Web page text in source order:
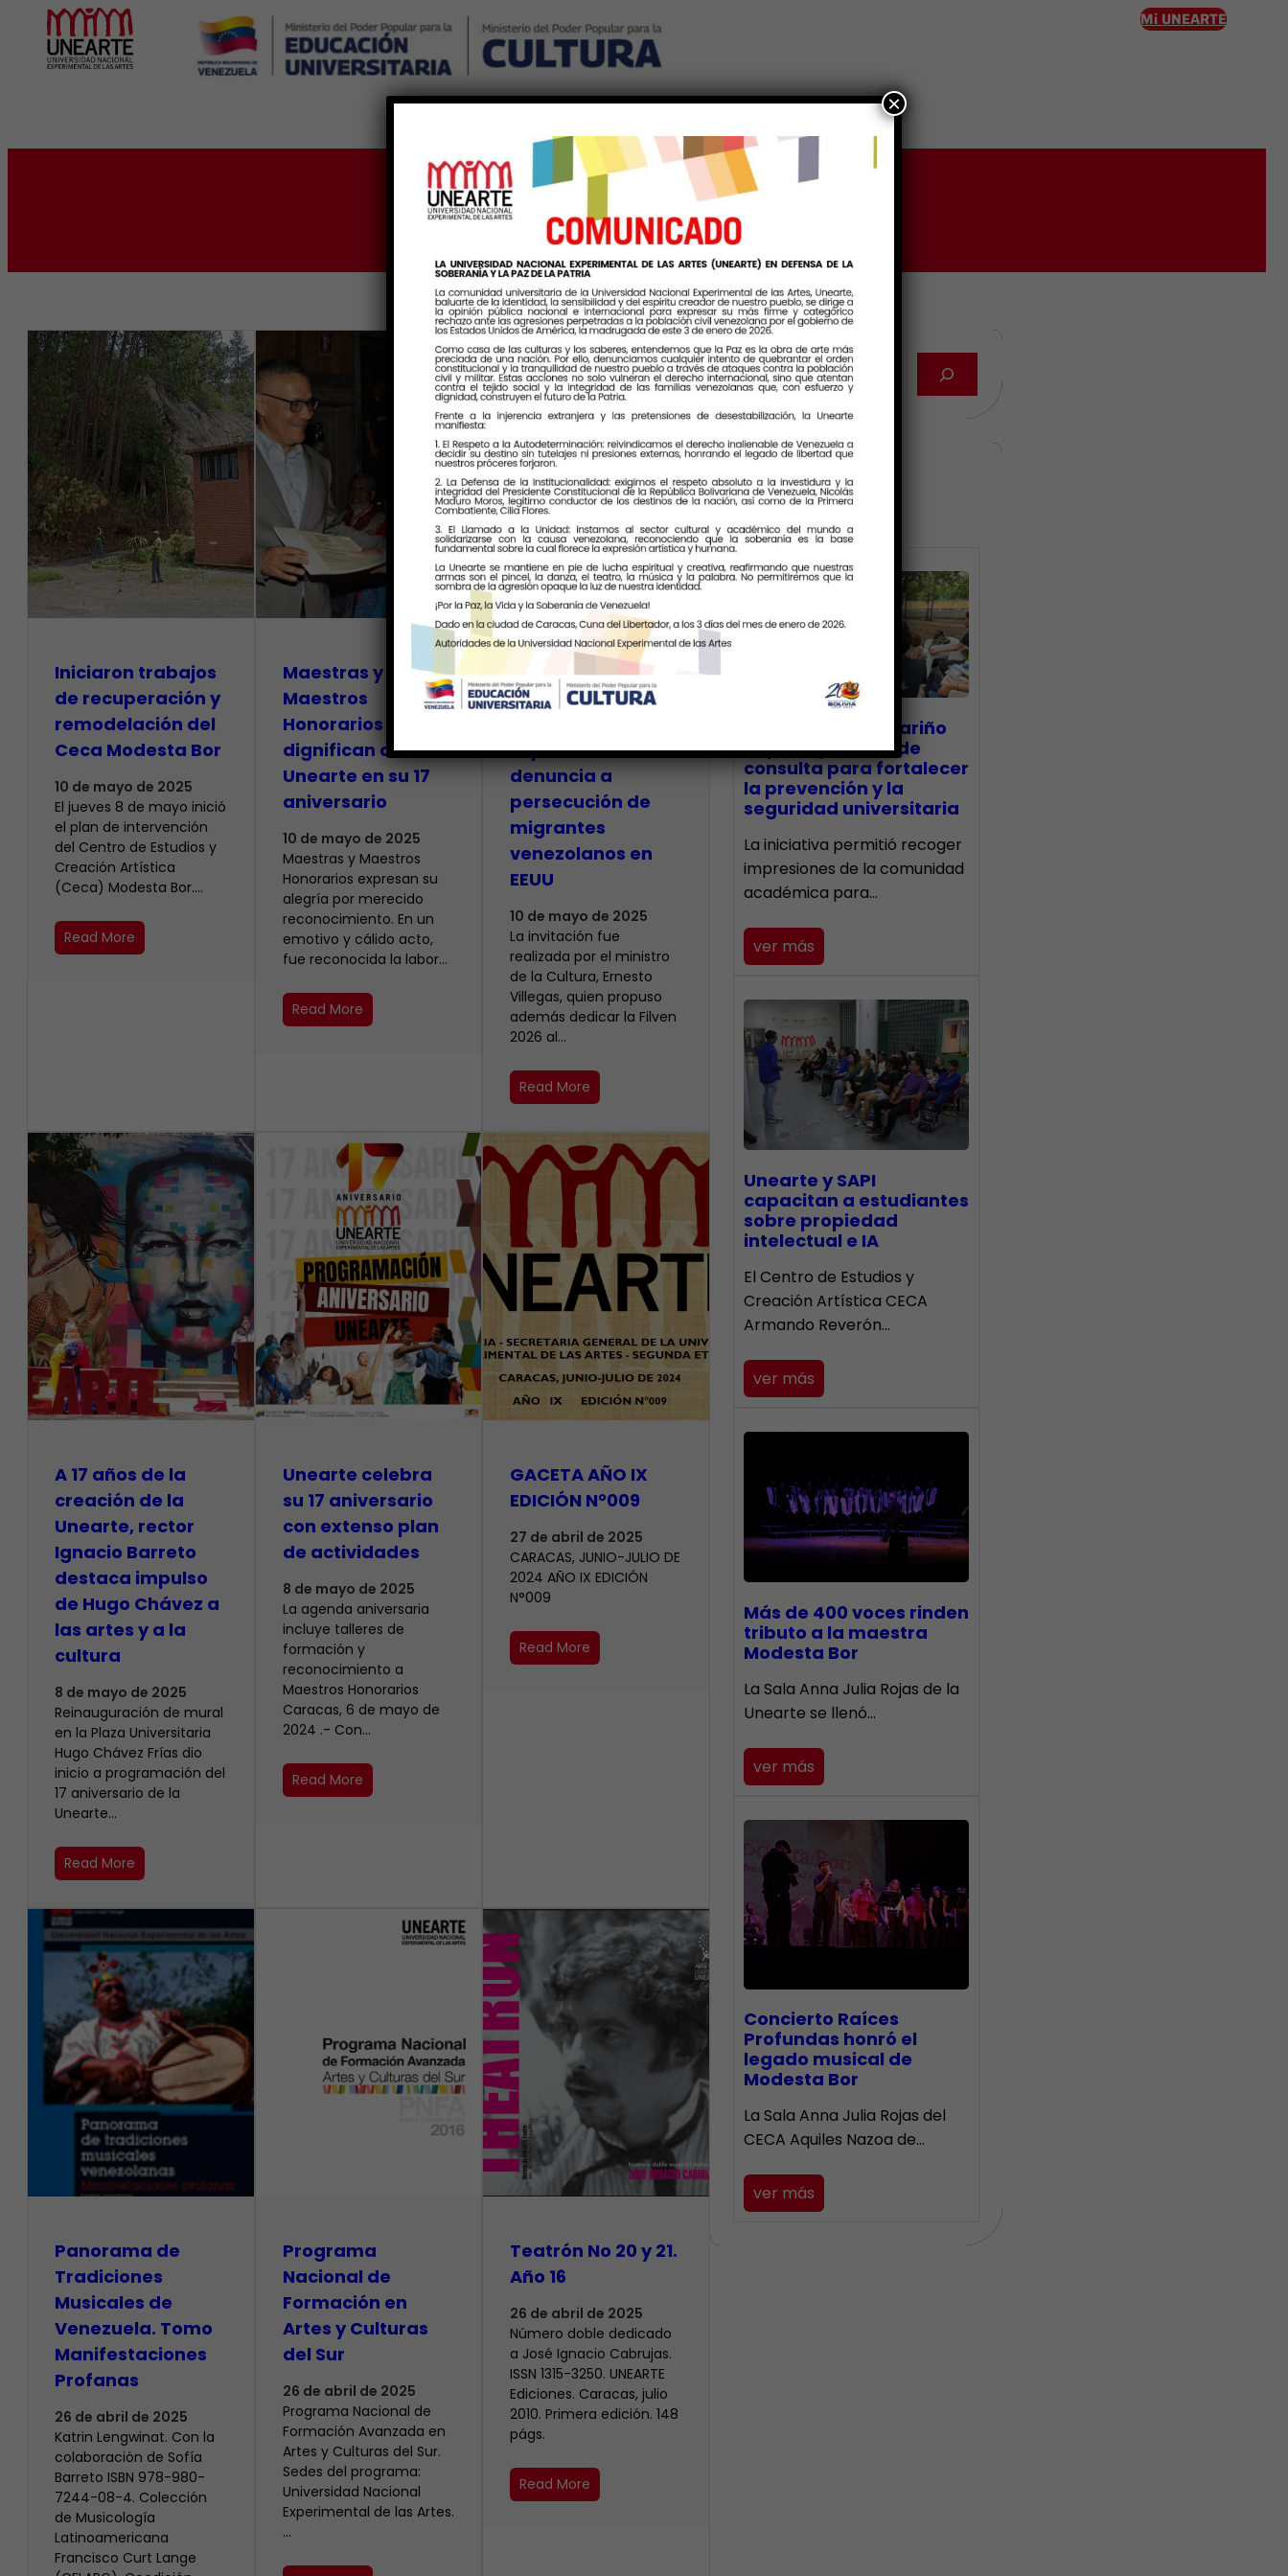
Mi UNEARTE
Ingreso
Etiqueta: PropositoPedagogico
Iniciaron trabajos
de recuperación y
remodelación del
Ceca Modesta Bor
10 de mayo de 2025
El jueves 8 de mayo inició
el plan de intervención
del Centro de Estudios y
Creación Artística
(Ceca) Modesta Bor.…
Read More
Maestras y
Maestros
Honorarios
dignifican a la
Unearte en su 17
aniversario
10 de mayo de 2025
Maestras y Maestros
Honorarios expresan su
alegría por merecido
reconocimiento. En un
emotivo y cálido acto,
fue reconocida la labor…
Read More
Unearte
participará en
espectáculo de
denuncia a
persecución de
migrantes
venezolanos en
EEUU
10 de mayo de 2025
La invitación fue
realizada por el ministro
de la Cultura, Ernesto
Villegas, quien propuso
además dedicar la Filven
2026 al…
Read More
A 17 años de la
creación de la
Unearte, rector
Ignacio Barreto
destaca impulso
de Hugo Chávez a
las artes y a la
cultura
8 de mayo de 2025
Reinauguración de mural
en la Plaza Universitaria
Hugo Chávez Frías dio
inicio a programación del
17 aniversario de la
Unearte…
Read More
Unearte celebra
su 17 aniversario
con extenso plan
de actividades
8 de mayo de 2025
La agenda aniversaria
incluye talleres de
formación y
reconocimiento a
Maestros Honorarios
Caracas, 6 de mayo de
2024 .- Con…
Read More
GACETA AÑO IX
EDICIÓN N°009
27 de abril de 2025
CARACAS, JUNIO-JULIO DE
2024 AÑO IX EDICIÓN
N°009
Read More
Panorama de
Tradiciones
Musicales de
Venezuela. Tomo
Manifestaciones
Profanas
26 de abril de 2025
Katrin Lengwinat. Con la
colaboración de Sofía
Barreto ISBN 978-980-
7244-08-4. Colección
de Musicología
Latinoamericana
Francisco Curt Lange
Programa
Nacional de
Formación en
Artes y Culturas
del Sur
26 de abril de 2025
Programa Nacional de
Formación Avanzada en
Artes y Culturas del Sur.
Sedes del programa:
Universidad Nacional
Experimental de las Artes.
…
Teatrón No 20 y 21.
Año 16
26 de abril de 2025
Número doble dedicado
a José Ignacio Cabrujas.
ISSN 1315-3250. UNEARTE
Ediciones. Caracas, julio
2010. Primera edición. 148
págs.
Read More
Últimas Noticias
CECA Santiago Mariño
impulsó jornada de
consulta para fortalecer
la prevención y la
seguridad universitaria
La iniciativa permitió recoger
impresiones de la comunidad
académica para…
ver más
Unearte y SAPI
capacitan a estudiantes
sobre propiedad
intelectual e IA
El Centro de Estudios y
Creación Artística CECA
Armando Reverón…
ver más
Más de 400 voces rinden
tributo a la maestra
Modesta Bor
​La Sala Anna Julia Rojas de la
Unearte se llenó…
ver más
​Concierto Raíces
Profundas honró el
legado musical de
Modesta Bor
La Sala Anna Julia Rojas del
CECA Aquiles Nazoa de…
ver más
×